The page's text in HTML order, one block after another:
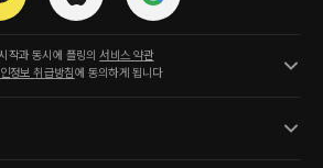
작과 동시에 플링의 서비스 약관
정보 취급방침에 동의하게 됩니다